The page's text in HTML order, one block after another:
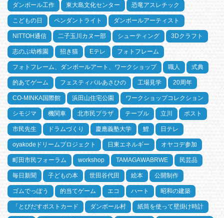
ダンボール工作 東大島文化センター 恐竜アスレチック
こどもの日 ペンダントライト ダンボールアーティスト
NITTOH通信 二子玉川カヌー部 シューティング 3Dクラフト
志のぶ幼稚園 招き猫 Eテレ フォトフレーム
フォトフレーム、ダンボールアート、ワークショップ 職人 式典
的あてゲーム フェスティバルあさひの 工場見学 20周年
CO-MINKA国際館 浜田山住宅公園 ワークショップコレクション
シモジマ 機関車 北市民プラザ テーブル 立川 ポスト
市民先生 ドラムづくり 慶應義塾大学 鯉 日テレ
oyakodeドリームプロジェクト 日東エネルギー オヤコデ参加
町田市民フォーラム workshop TAMAGAWABRWE 民芸品
毎日新聞 子どもの本 世田谷代田 絵本 公開制作
ゴムでっぽう 的当てゲーム エコ ハート 昭和の建築
「とびだすポストカード ダンボール村 紙筒を使って壁掛け時計